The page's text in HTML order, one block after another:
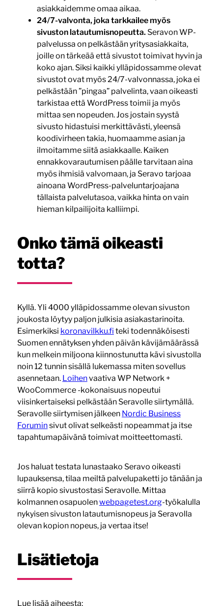
asiakkaidemme omaa aikaa.
24/7-valvonta, joka tarkkailee myös
sivuston latautumisnopeutta. Seravon WP-
palvelussa on pelkästään yritysasiakkaita,
joille on tärkeää että sivustot toimivat hyvin ja
koko ajan. Siksi kaikki ylläpidossamme olevat
sivustot ovat myös 24/7-valvonnassa, joka ei
pelkästään ”pingaa” palvelinta, vaan oikeasti
tarkistaa että WordPress toimii ja myös
mittaa sen nopeuden. Jos jostain syystä
sivusto hidastuisi merkittävästi, yleensä
koodivirheen takia, huomaamme asian ja
ilmoitamme siitä asiakkaalle. Kaiken
ennakkovarautumisen päälle tarvitaan aina
myös ihmisiä valvomaan, ja Seravo tarjoaa
ainoana WordPress-palveluntarjoajana
tällaista palvelutasoa, vaikka hinta on vain
hieman kilpailijoita kalliimpi.
Onko tämä oikeasti
totta?
Kyllä. Yli 4000 ylläpidossamme olevan sivuston
joukosta löytyy paljon julkisia asiakastarinoita.
Esimerkiksi koronavilkku.fi teki todennäköisesti
Suomen ennätyksen yhden päivän kävijämäärässä
kun melkein miljoona kiinnostunutta kävi sivustolla
noin 12 tunnin sisällä lukemassa miten sovellus
asennetaan. Loihenvaativa WP Network +
WooCommerce -kokonaisuus nopeutui
viisinkertaiseksi pelkästään Seravolle siirtymällä.
Seravolle siirtymisen jälkeen Nordic Business
Foruminsivut olivat selkeästi nopeammat ja itse
tapahtumapäivänä toimivat moitteettomasti.
Jos haluat testata lunastaako Seravo oikeasti
lupauksensa, tilaa meiltä palvelupaketti jo tänään ja
siirrä kopio sivustostasi Seravolle. Mittaa
kolmannen osapuolenwebpagetest.org-työkalulla
nykyisen sivuston latautumisnopeus ja Seravolla
olevan kopion nopeus, ja vertaa itse!
Lisätietoja
Lue lisää aiheesta: